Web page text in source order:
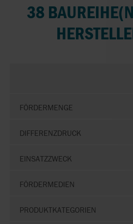
38
FÖRDERMENGE
DIFFERENZDRUCK
EINSATZZWECK
FÖRDERMEDIEN
PRODUKTKATEGORIEN